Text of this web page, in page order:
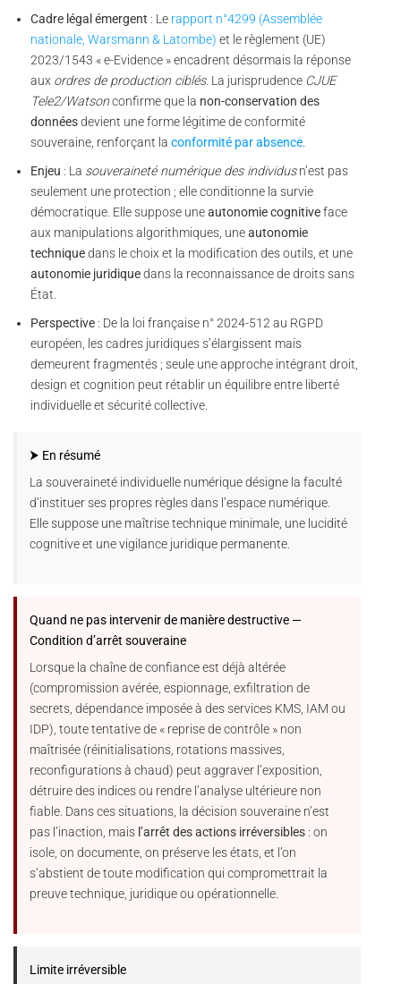
Cadre légal émergent : Le rapport n°4299 (Assemblée
nationale, Warsmann & Latombe) et le règlement (UE)
2023/1543 « e-Evidence » encadrent désormais la réponse
aux ordres de production ciblés. La jurisprudence CJUE
Tele2/Watsonconfirme que la non-conservation des
donnéesdevient une forme légitime de conformité
souveraine, renforçant la conformité par absence.
Enjeu : La souveraineté numérique des individusn’est pas
seulement une protection ; elle conditionne la survie
démocratique. Elle suppose uneautonomie cognitiveface
aux manipulations algorithmiques, uneautonomie
techniquedans le choix et la modification des outils, et une
autonomie juridiquedans la reconnaissance de droits sans
État.
Perspective: De la loi française n° 2024-512 au RGPD
européen, les cadres juridiques s’élargissent mais
demeurent fragmentés ; seule une approche intégrant droit,
design et cognition peut rétablir un équilibre entre liberté
individuelle et sécurité collective.
⮞ En résumé
La souveraineté individuelle numérique désigne la faculté
d’instituer ses propres règles dans l’espace numérique.
Elle suppose une maîtrise technique minimale, une lucidité
cognitive et une vigilance juridique permanente.
Quand ne pas intervenir de manière destructive —
Condition d’arrêt souveraine
Lorsque la chaîne de confiance est déjà altérée
(compromission avérée, espionnage, exfiltration de
secrets, dépendance imposée à des services KMS, IAM ou
IDP), toute tentative de « reprise de contrôle » non
maîtrisée (réinitialisations, rotations massives,
reconfigurations à chaud) peut aggraver l’exposition,
détruire des indices ou rendre l’analyse ultérieure non
fiable. Dans ces situations, la décision souveraine n’est
pas l’inaction, mais l’arrêt des actions irréversibles : on
isole, on documente, on préserve les états, et l’on
s’abstient de toute modification qui compromettrait la
preuve technique, juridique ou opérationnelle.
Limite irréversible